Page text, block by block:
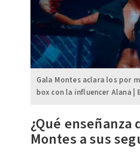
Gala Montes aclara los por
box con la influencer Alana |
¿Qué enseñanza
Montes a sus